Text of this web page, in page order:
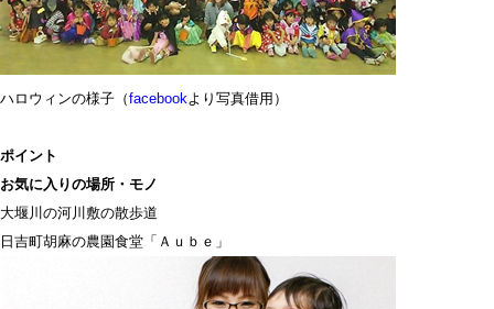
ハロウィンの様子（facebookより写真借用）
ポイント
お気に入りの場所・モノ
大堰川の河川敷の散歩道
日吉町胡麻の農園食堂「Ａｕｂｅ」